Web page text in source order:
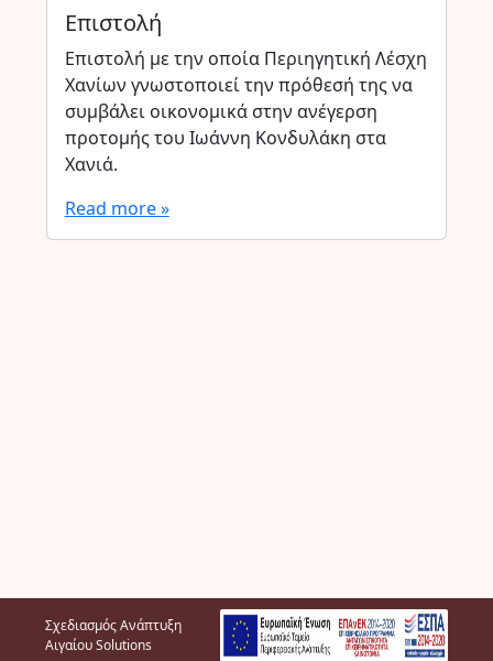
Επιστολή
Επιστολή με την οποία Περιηγητική Λέσχη
Χανίων γνωστοποιεί την πρόθεσή της να
συμβάλει οικονομικά στην ανέγερση
προτομής του Ιωάννη Κονδυλάκη στα
Χανιά.
Read more »
Σχεδιασμός Ανάπτυξη
Αιγαίου Solutions